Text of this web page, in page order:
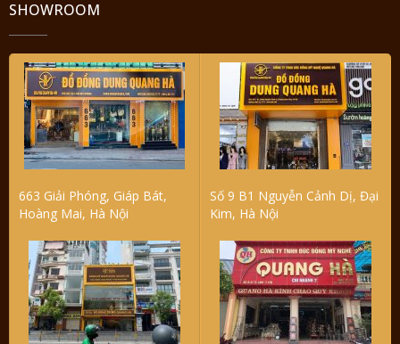
SHOWROOM
663 Giải Phóng, Giáp Bát,
Hoàng Mai, Hà Nội
Số 9 B1 Nguyễn Cảnh Dị, Đại
Kim, Hà Nội